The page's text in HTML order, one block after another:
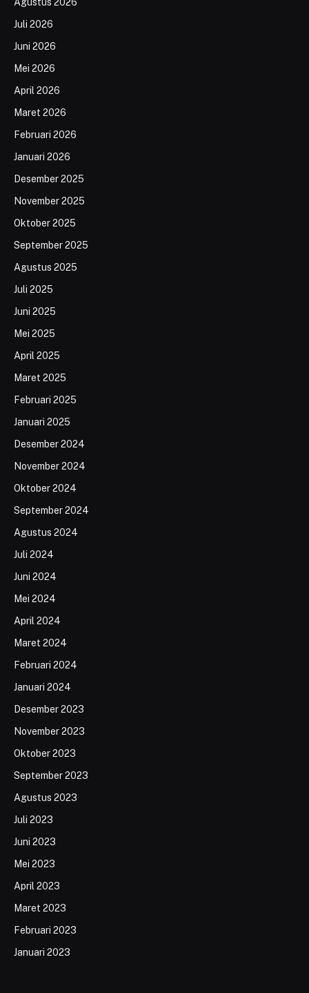
Juli 2026
Juni 2026
Mei 2026
April 2026
Maret 2026
Februari 2026
Januari 2026
Desember 2025
November 2025
Oktober 2025
September 2025
Agustus 2025
Juli 2025
Juni 2025
Mei 2025
April 2025
Maret 2025
Februari 2025
Januari 2025
Desember 2024
November 2024
Oktober 2024
September 2024
Agustus 2024
Juli 2024
Juni 2024
Mei 2024
April 2024
Maret 2024
Februari 2024
Januari 2024
Desember 2023
November 2023
Oktober 2023
September 2023
Agustus 2023
Juli 2023
Juni 2023
Mei 2023
April 2023
Maret 2023
Februari 2023
Januari 2023